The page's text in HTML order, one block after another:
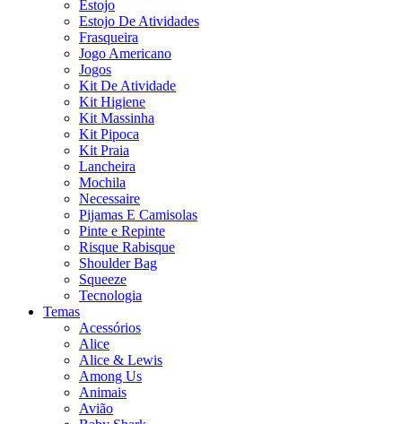
Estojo
Estojo De Atividades
Frasqueira
Jogo Americano
Jogos
Kit De Atividade
Kit Higiene
Kit Massinha
Kit Pipoca
Kit Praia
Lancheira
Mochila
Necessaire
Pijamas E Camisolas
Pinte e Repinte
Risque Rabisque
Shoulder Bag
Squeeze
Tecnologia
Temas
Acessórios
Alice
Alice & Lewis
Among Us
Animais
Avião